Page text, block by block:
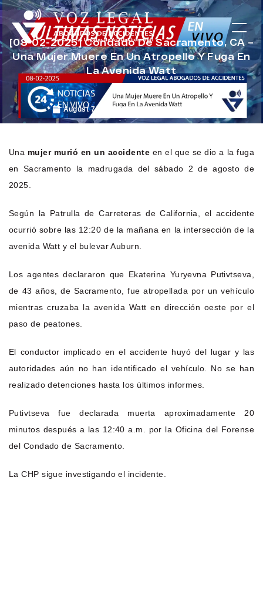
[08-02-2025] Condado De Sacramento, CA –
Una Mujer Muere En Un Atropello Y Fuga En
La Avenida Watt
August 7, 2025
Una mujer murió en un accidente en el que se dio a la fuga
en Sacramento la madrugada del sábado 2 de agosto de
2025.
Según la Patrulla de Carreteras de California, el accidente
ocurrió sobre las 12:20 de la mañana en la intersección de la
avenida Watt y el bulevar Auburn.
Los agentes declararon que Ekaterina Yuryevna Putivtseva,
de 43 años, de Sacramento, fue atropellada por un vehículo
mientras cruzaba la avenida Watt en dirección oeste por el
paso de peatones.
El conductor implicado en el accidente huyó del lugar y las
autoridades aún no han identificado el vehículo. No se han
realizado detenciones hasta los últimos informes.
Putivtseva fue declarada muerta aproximadamente 20
minutos después a las 12:40 a.m. por la Oficina del Forense
del Condado de Sacramento.
La CHP sigue investigando el incidente.